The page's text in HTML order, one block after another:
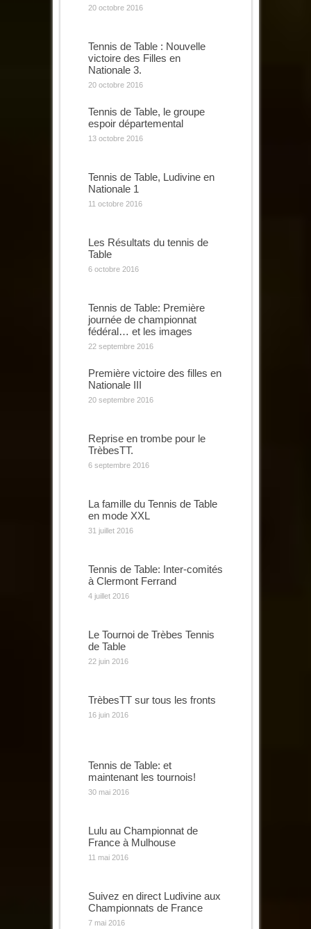
20 octobre 2016
Tennis de Table : Nouvelle
victoire des Filles en
Nationale 3.
20 octobre 2016
Tennis de Table, le groupe
espoir départemental
13 octobre 2016
Tennis de Table, Ludivine en
Nationale 1
11 octobre 2016
Les Résultats du tennis de
Table
6 octobre 2016
Tennis de Table: Première
journée de championnat
fédéral… et les images
22 septembre 2016
Première victoire des filles en
Nationale III
20 septembre 2016
Reprise en trombe pour le
TrèbesTT.
6 septembre 2016
La famille du Tennis de Table
en mode XXL
31 juillet 2016
Tennis de Table: Inter-comités
à Clermont Ferrand
4 juillet 2016
Le Tournoi de Trèbes Tennis
de Table
22 juin 2016
TrèbesTT sur tous les fronts
16 juin 2016
Tennis de Table: et
maintenant les tournois!
30 mai 2016
Lulu au Championnat de
France à Mulhouse
11 mai 2016
Suivez en direct Ludivine aux
Championnats de France
7 mai 2016